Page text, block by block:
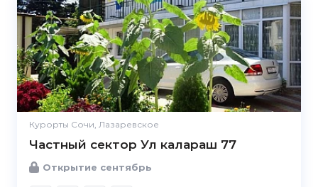
Курорты Сочи, Лазаревское
Частный сектор Ул калараш 77
Открытие сентябрь